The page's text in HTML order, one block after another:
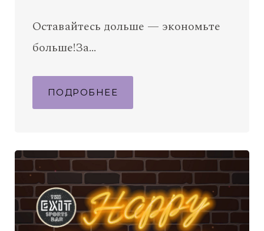
Оставайтесь дольше — экономьте
больше!За…
ПОДРОБНЕЕ